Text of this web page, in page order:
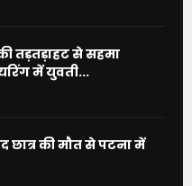
तड़तड़ाहट से सहमा
में युवती...
छात्र की मौत से पटना में